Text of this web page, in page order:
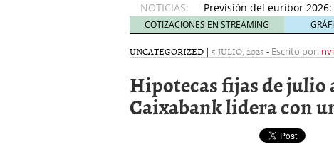
NOTICIAS:
Previsión del euríbor
durante el año
06/01/2026
El Banco de España
24/01/2026
COTIZACIONES EN STREAMING
UNCATEGORIZED | 5 JULIO, 2025 - Escrito por:
Hipotecas fijas de julio
Caixabank lidera con